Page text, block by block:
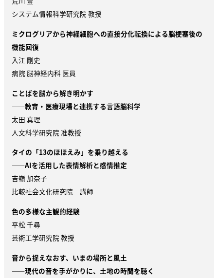
システム情報科学研究院 教授
ミクログリアから神経細胞への直接分化転換による脳梗塞後の
機能回復
入江 剛史
病院 脳神経内科 医員
ことばを脳から解き明かす
——教育・医療現場と連携する言語脳科学
太田 真理
人文科学研究院 准教授
タイの「13のほほえみ」を乗り越える
——AIを活用した表情解析と感情推定
吉嶺 加奈子
比較社会文化研究院 講師
色の多様な主観的経験
平松 千尋
芸術工学研究院 教授
音から捉えなおす、いまの場所と風土
——現代の音を手がかりに、土地の時間を聴く